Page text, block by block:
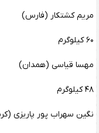
مریم کشتکار (فارس)
۶۰ کیلوگرم
مهسا قیاسی (همدان)
۴۸ کیلوگرم
نگین سهراب پور پاریزی